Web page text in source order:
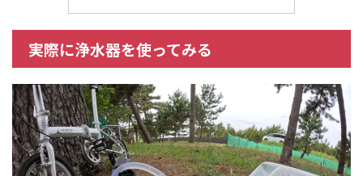
実際に浄水器を使ってみる